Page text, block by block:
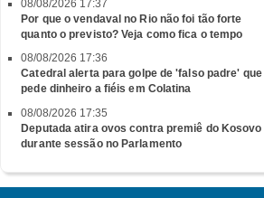
08/08/2026 17:37
Por que o vendaval no Rio não foi tão forte
quanto o previsto? Veja como fica o tempo
08/08/2026 17:36
Catedral alerta para golpe de 'falso padre' que
pede dinheiro a fiéis em Colatina
08/08/2026 17:35
Deputada atira ovos contra premiê do Kosovo
durante sessão no Parlamento